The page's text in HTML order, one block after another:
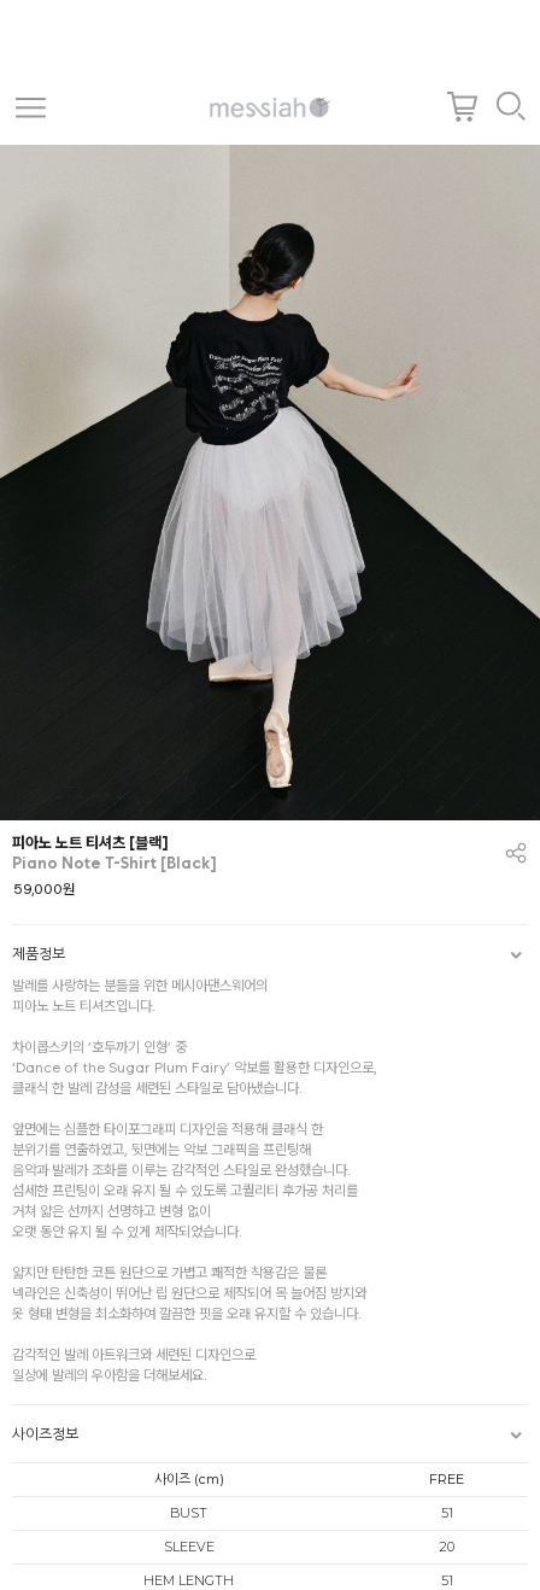
피아노 노트 티셔츠 [블랙]
Piano Note T-Shirt [Black]
59,000원
제품정보
발레를 사랑하는 분들을 위한 메시아댄스웨어의
피아노 노트 티셔츠입니다.
차이콥스키의 ‘호두까기 인형’ 중
‘Dance of the Sugar Plum Fairy’ 악보를 활용한 디자인으로,
클래식 한 발레 감성을 세련된 스타일로 담아냈습니다.
앞면에는 심플한 타이포그래피 디자인을 적용해 클래식 한
분위기를 연출하였고, 뒷면에는 악보 그래픽을 프린팅해
음악과 발레가 조화를 이루는 감각적인 스타일로 완성했습니다.
섬세한 프린팅이 오래 유지 될 수 있도록 고퀄리티 후가공 처리를
거쳐 얇은 선까지 선명하고 변형 없이
오랫 동안 유지 될 수 있게 제작되었습니다.
얇지만 탄탄한 코튼 원단으로 가볍고 쾌적한 착용감은 물론
넥라인은 신축성이 뛰어난 립 원단으로 제작되어 목 늘어짐 방지와
옷 형태 변형을 최소화하여 깔끔한 핏을 오래 유지할 수 있습니다.
감각적인 발레 아트워크와 세련된 디자인으로
일상에 발레의 우아함을 더해보세요.
사이즈정보
사이즈 (cm)
FREE
BUST
51
SLEEVE
20
HEM LENGTH
51